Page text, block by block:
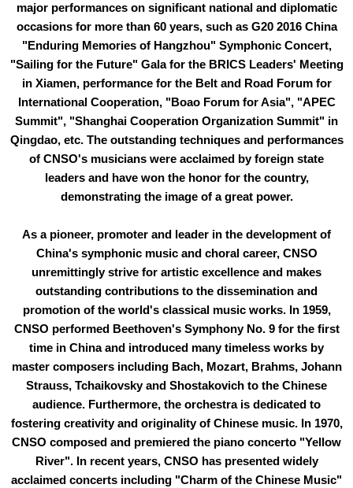
major performances on significant national and diplomatic
occasions for more than 60 years, such as G20 2016 China
"Enduring Memories of Hangzhou" Symphonic Concert,
"Sailing for the Future" Gala for the BRICS Leaders' Meeting
in Xiamen, performance for the Belt and Road Forum for
International Cooperation, "Boao Forum for Asia", "APEC
Summit", "Shanghai Cooperation Organization Summit" in
Qingdao, etc. The outstanding techniques and performances
of CNSO's musicians were acclaimed by foreign state
leaders and have won the honor for the country,
demonstrating the image of a great power.
As a pioneer, promoter and leader in the development of
China's symphonic music and choral career, CNSO
unremittingly strive for artistic excellence and makes
outstanding contributions to the dissemination and
promotion of the world's classical music works. In 1959,
CNSO performed Beethoven's Symphony No. 9 for the first
time in China and introduced many timeless works by
master composers including Bach, Mozart, Brahms, Johann
Strauss, Tchaikovsky and Shostakovich to the Chinese
audience. Furthermore, the orchestra is dedicated to
fostering creativity and originality of Chinese music. In 1970,
CNSO composed and premiered the piano concerto "Yellow
River". In recent years, CNSO has presented widely
acclaimed concerts including "Charm of the Chinese Music"